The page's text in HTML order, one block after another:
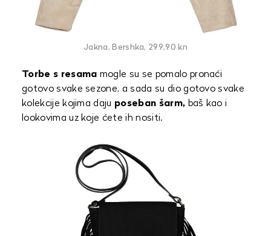
Jakna, Bershka, 299,90 kn
Torbe s resama mogle su se pomalo pronaći
gotovo svake sezone, a sada su dio gotovo svake
kolekcije kojima daju poseban šarm, baš kao i
lookovima uz koje ćete ih nositi.